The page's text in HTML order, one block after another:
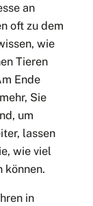
an
oft zu dem
wie
Tieren
Ende
Sie
um
lassen
wie viel
können.
in